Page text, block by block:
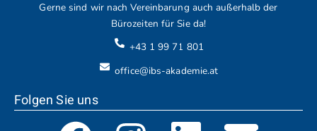
Gerne sind wir nach Vereinbarung auch außerhalb der
Bürozeiten für Sie da!
+43 1 99 71 801
office@ibs-akademie.at
Folgen Sie uns